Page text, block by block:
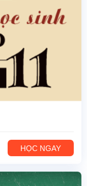
HỌC NGAY